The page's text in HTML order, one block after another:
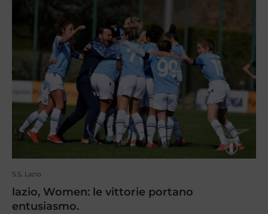
S.S. Lazio
lazio, Women: le vittorie portano
entusiasmo.